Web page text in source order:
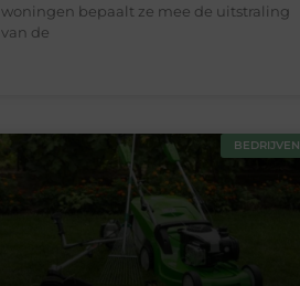
woningen bepaalt ze mee de uitstraling
van de
BEDRIJVEN